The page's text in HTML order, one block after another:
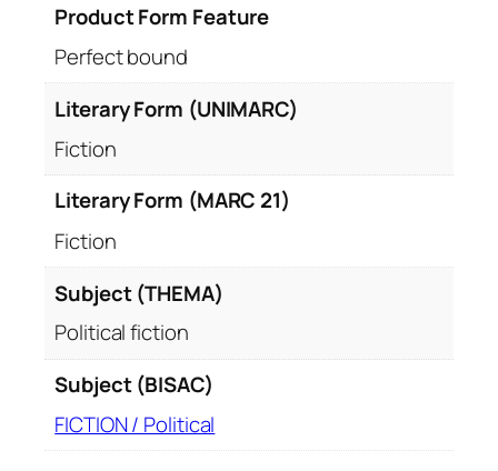
Product Form Feature
Perfect bound
Literary Form (UNIMARC)
Fiction
Literary Form (MARC 21)
Fiction
Subject (THEMA)
Political fiction
Subject (BISAC)
FICTION / Political